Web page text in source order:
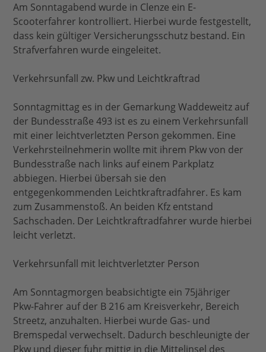
Am Sonntagabend wurde in Clenze ein E-
Scooterfahrer kontrolliert. Hierbei wurde festgestellt,
dass kein gültiger Versicherungsschutz bestand. Ein
Strafverfahren wurde eingeleitet.
Verkehrsunfall zw. Pkw und Leichtkraftrad
Sonntagmittag es in der Gemarkung Waddeweitz auf
der Bundesstraße 493 ist es zu einem Verkehrsunfall
mit einer leichtverletzten Person gekommen. Eine
Verkehrsteilnehmerin wollte mit ihrem Pkw von der
Bundesstraße nach links auf einem Parkplatz
abbiegen. Hierbei übersah sie den
entgegenkommenden Leichtkraftradfahrer. Es kam
zum Zusammenstoß. An beiden Kfz entstand
Sachschaden. Der Leichtkraftradfahrer wurde hierbei
leicht verletzt.
Verkehrsunfall mit leichtverletzter Person
Am Sonntagmorgen beabsichtigte ein 75jähriger
Pkw-Fahrer auf der B 216 am Kreisverkehr, Bereich
Streetz, anzuhalten. Hierbei wurde Gas- und
Bremspedal verwechselt. Dadurch beschleunigte der
Pkw und dieser fuhr mittig in die Mittelinsel des